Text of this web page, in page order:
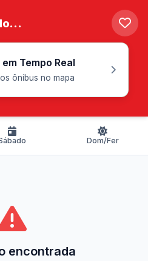
Tempo Real
ônibus no mapa
Dom/Fer
encontrada